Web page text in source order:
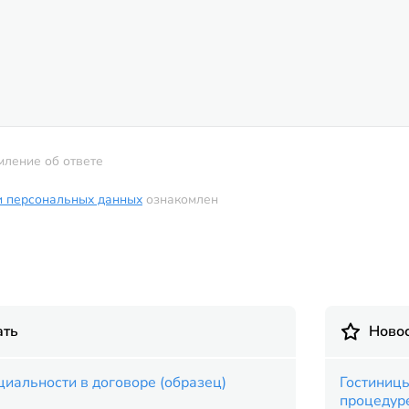
об ответе
персональных данных ознакомлен
в договоре (образец)